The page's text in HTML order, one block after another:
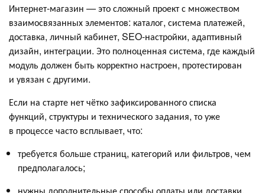
Интернет-магазин — это сложный проект с множеством
взаимосвязанных элементов: каталог, система платежей,
доставка, личный кабинет, SEO-настройки, адаптивный
дизайн, интеграции. Это полноценная система, где каждый
модуль должен быть корректно настроен, протестирован
и увязан с другими.
Если на старте нет чётко зафиксированного списка
функций, структуры и технического задания, то уже
в процессе часто всплывает, что:
требуется больше страниц, категорий или фильтров, чем
предполагалось;
нужны дополнительные способы оплаты или доставки,